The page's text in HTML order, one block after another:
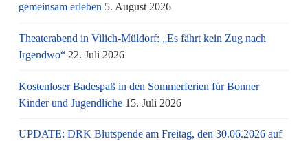
gemeinsam erleben 5. August 2026
Theaterabend in Vilich-Müldorf: „Es fährt kein Zug nach
Irgendwo“ 22. Juli 2026
Kostenloser Badespaß in den Sommerferien für Bonner
Kinder und Jugendliche 15. Juli 2026
UPDATE: DRK Blutspende am Freitag, den 30.06.2026 auf